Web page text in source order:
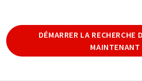
DÉMARRER LA RECHERCHE
MAINTENANT